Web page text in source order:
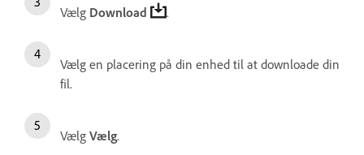
Vælg Download .
Vælg en placering på din enhed til at downloade din
fil.
Vælg Vælg.